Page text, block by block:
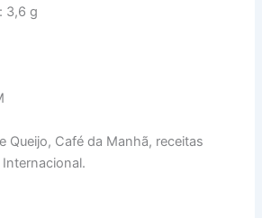
3,6 g
Queijo, Café da Manhã, receitas
Internacional.